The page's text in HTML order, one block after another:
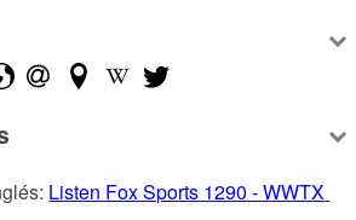
Listen Fox Sports 1290 - WWTX